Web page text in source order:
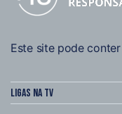
Este site pode
Ligas na TV